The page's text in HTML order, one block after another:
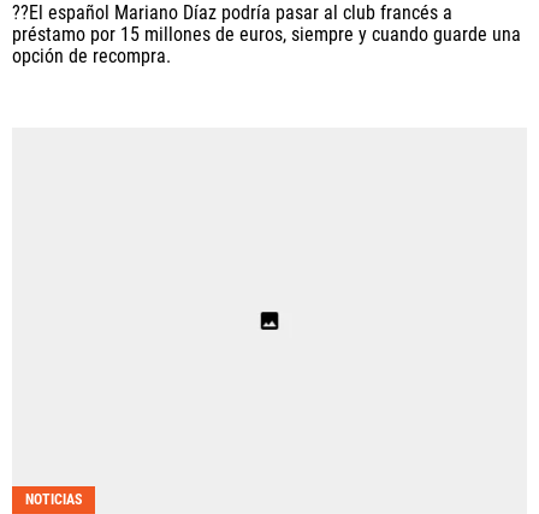
??El español Mariano Díaz podría pasar al club francés a
préstamo por 15 millones de euros, siempre y cuando guarde una
opción de recompra.
NOTICIAS